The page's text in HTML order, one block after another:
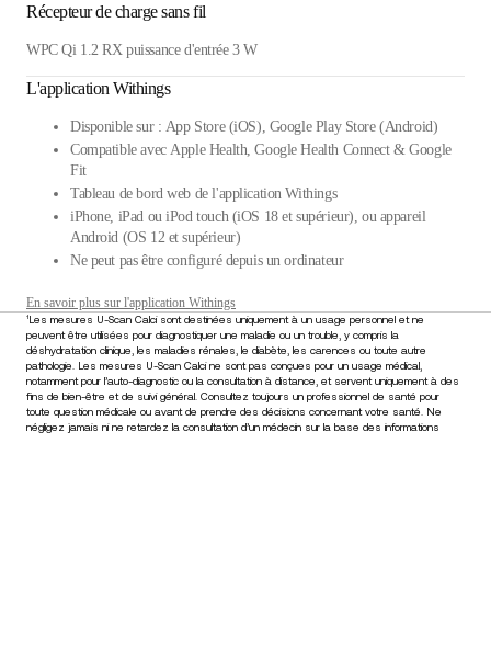
Récepteur de charge sans fil
WPC Qi 1.2 RX puissance d'entrée 3 W
L'application Withings
Disponible sur : App Store (iOS), Google Play Store (Android)
Compatible avec Apple Health, Google Health Connect & Google
Fit
Tableau de bord web de l'application Withings
iPhone, iPad ou iPod touch (iOS 18 et supérieur), ou appareil
Android (OS 12 et supérieur)
Ne peut pas être configuré depuis un ordinateur
En savoir plus sur l'application Withings
¹Les mesures U-Scan Calci sont destinées uniquement à un usage personnel et ne
peuvent être utilisées pour diagnostiquer une maladie ou un trouble, y compris la
déshydratation clinique, les maladies rénales, le diabète, les carences ou toute autre
pathologie. Les mesures U-Scan Calci ne sont pas conçues pour un usage médical,
notamment pour l’auto-diagnostic ou la consultation à distance, et servent uniquement à des
fins de bien-être et de suivi général. Consultez toujours un professionnel de santé pour
toute question médicale ou avant de prendre des décisions concernant votre santé. Ne
négligez jamais ni ne retardez la consultation d’un médecin sur la base des informations